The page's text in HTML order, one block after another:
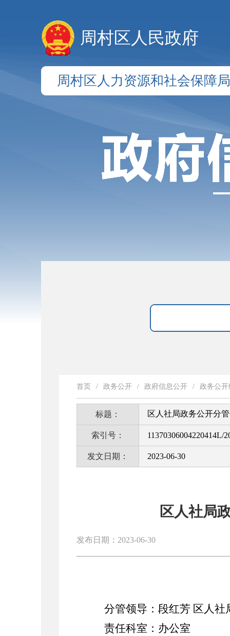
周村区人民政府
周村区人力资源和社会保障局
首页 / 政务公开 / 政府信息公开 / 政务公
标题： 区人社局政务公开分
索引号： 11370306004220414L/
发文日期： 2023-06-30
区人社局
发布日期：2023-06-30
分管领导： 段红芳 区人社
责任科室：办公室